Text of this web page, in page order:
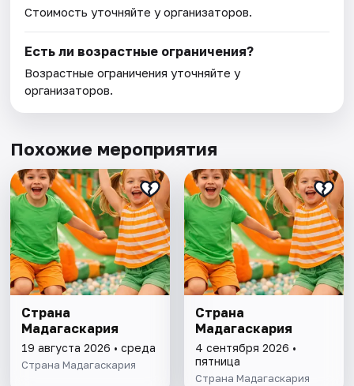
Стоимость уточняйте у организаторов.
Есть ли возрастные ограничения?
Возрастные ограничения уточняйте у
организаторов.
Похожие мероприятия
Страна
Мадагаскария
19 августа 2026 • среда
Страна Мадагаскария
Страна
Мадагаскария
4 сентября 2026 •
пятница
Страна Мадагаскария